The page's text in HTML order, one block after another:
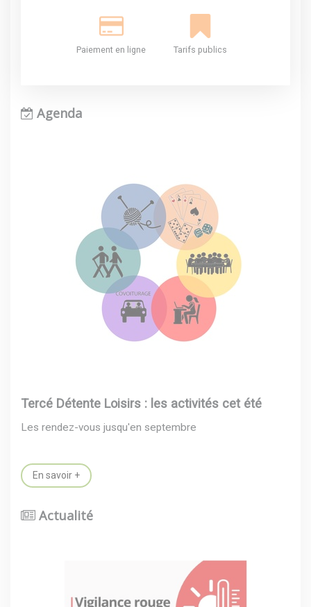
Paiement en ligne Tarifs publics
Agenda
Tercé Détente Loisirs : les activités cet été
Les rendez-vous jusqu'en septembre
En savoir +
Actualité